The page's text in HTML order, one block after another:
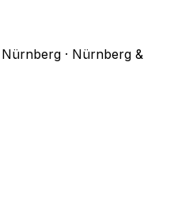
· Nürnberg &